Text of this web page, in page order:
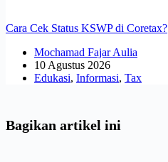
Cara Cek Status KSWP di Coretax?
Mochamad Fajar Aulia
10 Agustus 2026
Edukasi, Informasi, Tax
Bagikan artikel ini